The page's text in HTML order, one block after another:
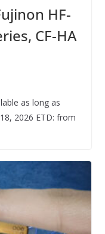
HF-
CF-HA
as long as
2026 ETD: from